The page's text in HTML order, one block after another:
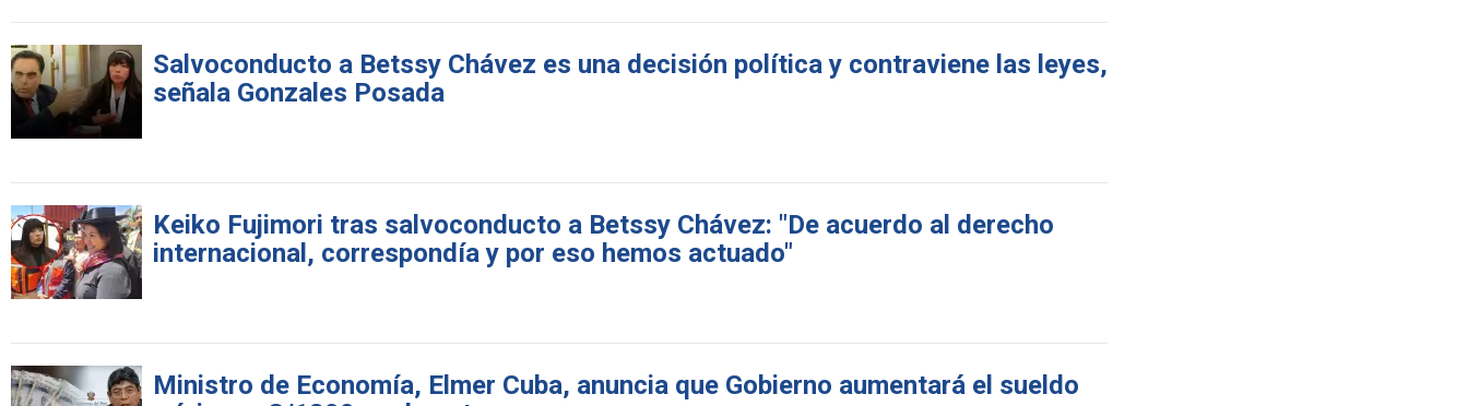
Salvoconducto a Betssy Chávez es una decisión política y contraviene las leyes,
señala Gonzales Posada
Keiko Fujimori tras salvoconducto a Betssy Chávez: "De acuerdo al derecho
internacional, correspondía y por eso hemos actuado"
Ministro de Economía, Elmer Cuba, anuncia que Gobierno aumentará el sueldo